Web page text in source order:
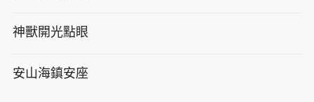
神獸開光點眼
安山海鎮安座